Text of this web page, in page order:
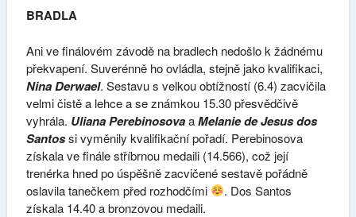
BRADLA
Ani ve finálovém závodě na bradlech nedošlo k žádnému
překvapení. Suverénně ho ovládla, stejně jako kvalifikaci,
Nina Derwael. Sestavu s velkou obtížností (6.4) zacvičila
velmi čistě a lehce a se známkou 15.30 přesvědčivě
vyhrála. Uliana PerebinosovaaMelanie de Jesus dos
Santossi vyměnily kvalifikační pořadí. Perebinosova
získala ve finále stříbrnou medaili (14.566), což její
trenérka hned po úspěšně zacvičené sestavě pořádně
oslavila tanečkem před rozhodčími
. Dos Santos
získala 14.40 a bronzovou medaili.